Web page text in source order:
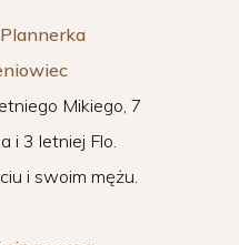
Mikiego, 7
i 3 letniej Flo.
i swoim mężu.